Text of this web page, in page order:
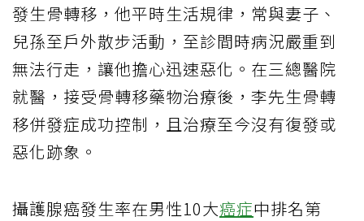
發生骨轉移，他平時生活規律，常與妻子、
兒孫至戶外散步活動，至診間時病況嚴重到
無法行走，讓他擔心迅速惡化。在三總醫院
就醫，接受骨轉移藥物治療後，李先生骨轉
移併發症成功控制，且治療至今沒有復發或
惡化跡象。
攝護腺癌發生率在男性10大癌症中排名第